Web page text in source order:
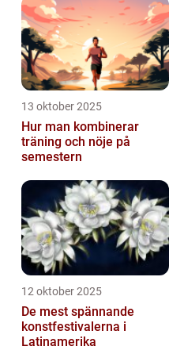
13 oktober 2025
Hur man kombinerar
träning och nöje på
semestern
12 oktober 2025
De mest spännande
konstfestivalerna i
Latinamerika